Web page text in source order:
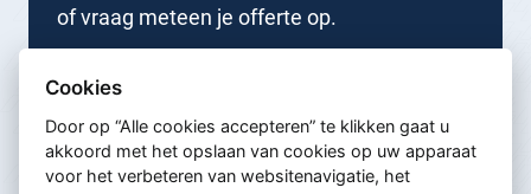
of vraag meteen je offerte op.
Nu aanvragen
Cookies
Door op “Alle cookies accepteren” te klikken gaat u
akkoord met het opslaan van cookies op uw apparaat
voor het verbeteren van websitenavigatie, het